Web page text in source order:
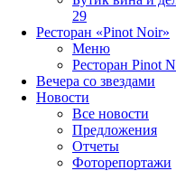
29
Ресторан «Pinot Noir»
Меню
Ресторан Pinot
Вечера со звездами
Новости
Все новости
Предложения
Отчеты
Фоторепортажи